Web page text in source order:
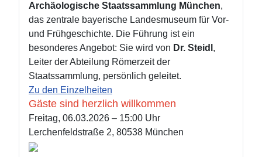
Archäologische Staatssammlung München,
das zentrale bayerische Landesmuseum für Vor‑
und Frühgeschichte. Die Führung ist ein
besonderes Angebot: Sie wird von Dr. Steidl ,
Leiter der Abteilung Römerzeit der
Staatssammlung, persönlich geleitet.
Zu den Einzelheiten
Gäste sind herzlich willkommen
Freitag, 06.03.2026 – 15:00 Uhr
Lerchenfeldstraße 2, 80538 München